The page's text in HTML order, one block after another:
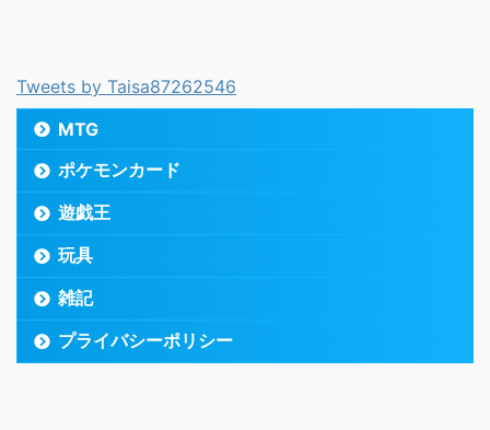
Tweets by Taisa87262546
MTG
ポケモンカード
遊戯王
玩具
雑記
プライバシーポリシー